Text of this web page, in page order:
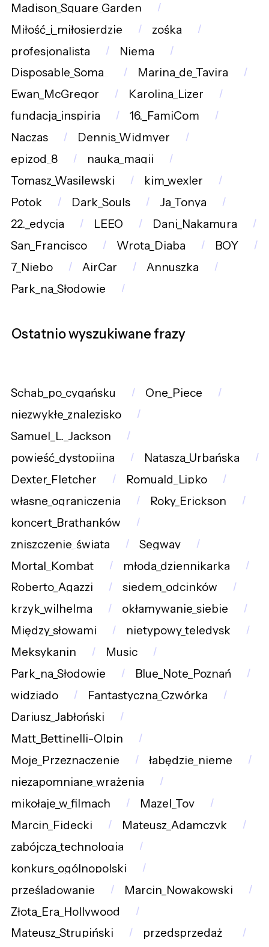
Madison_Square_Garden
Miłość_i_miłosierdzie
zośka
profesjonalista
Niema
Disposable_Soma_
Marina_de_Tavira
Ewan_McGregor
Karolina_Lizer
fundacja_inspiria
16._FamiCom
Naczas
Dennis_Widmyer
epizod_8
nauka_magii
Tomasz_Wasilewski
kim_wexler
Potok
Dark_Souls
Ja_Tonya
22._edycja
LEEO
Dani_Nakamura
San_Francisco
Wrota_Diaba
BOY
7_Niebo
AirCar
Annuszka
Park_na_Słodowie
Ostatnio wyszukiwane frazy
Schab_po_cygańsku
One_Piece
niezwykłe_znalezisko
Samuel_L._Jackson
powieść_dystopijna
Natasza_Urbańska
Dexter_Fletcher
Romuald_Lipko
własne_ograniczenia
Roky_Erickson
koncert_Brathanków
zniszczenie_świata
Segway
Mortal_Kombat
młoda_dziennikarka
Roberto_Agazzi
siedem_odcinków
krzyk_wilhelma
okłamywanie_siebie
Między_słowami
nietypowy_teledysk
Meksykanin
Music
Park_na_Słodowie
Blue_Note_Poznań
widziado
Fantastyczna_Czwórka
Dariusz_Jabłoński
Matt_Bettinelli-Olpin
Moje_Przeznaczenie
łabędzie_nieme
niezapomniane_wrażenia
mikołaje_w_filmach
Mazel_Tov
Marcin_Fidecki
Mateusz_Adamczyk
zabójcza_technologia
konkurs_ogólnopolski
prześladowanie
Marcin_Nowakowski
Złota_Era_Hollywood
Mateusz_Strupiński
przedsprzedaż_